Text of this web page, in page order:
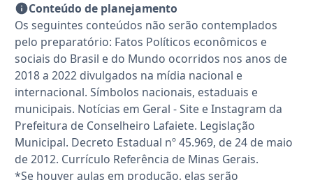
Conteúdo de planejamento
Os seguintes conteúdos não serão contemplados
pelo preparatório: Fatos Políticos econômicos e
sociais do Brasil e do Mundo ocorridos nos anos de
2018 a 2022 divulgados na mídia nacional e
internacional. Símbolos nacionais, estaduais e
municipais. Notícias em Geral - Site e Instagram da
Prefeitura de Conselheiro Lafaiete. Legislação
Municipal. Decreto Estadual nº 45.969, de 24 de maio
de 2012. Currículo Referência de Minas Gerais.
*Se houver aulas em produção, elas serão